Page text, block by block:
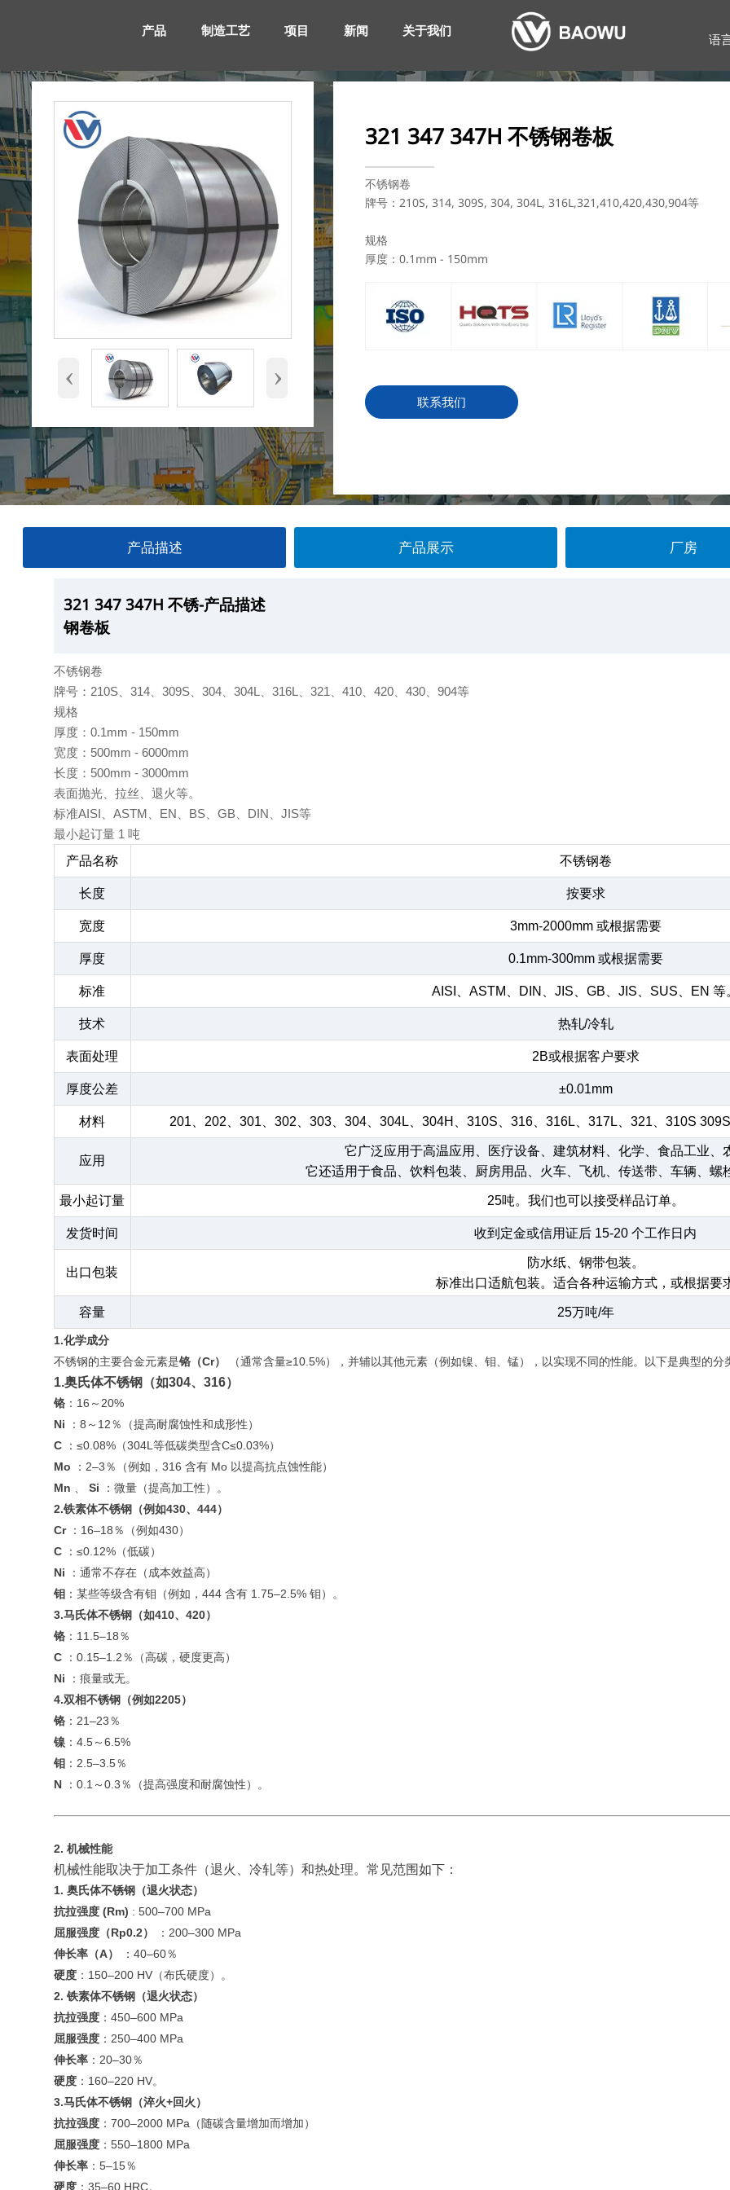
产品 制造工艺 项目 新闻 关于我们
语
‹ ›
321 347 347H 不锈钢卷板
不锈钢卷
牌号：210S, 314, 309S, 304, 304L, 316L,321,410,420,430,904等
规格
厚度：0.1mm - 150mm
联系我们
产品描述 产品展示 厂房
321 347 347H 不锈
钢卷板
-产品描述
不锈钢卷
牌号：210S、314、309S、304、304L、316L、321、410、420、430、904等
规格
厚度：0.1mm - 150mm
宽度：500mm - 6000mm
长度：500mm - 3000mm
表面抛光、拉丝、退火等。
标准AISI、ASTM、EN、BS、GB、DIN、JIS等
最小起订量 1 吨
产品名称
不锈钢卷
长度 按要求
宽度 3mm-2000mm 或根据需要
厚度 0.1mm-300mm 或根据需要
标准 AISI、ASTM、DIN、JIS、GB、JIS、SUS、EN 等
技术 热轧/冷轧
表面处理 2B或根据客户要求
厚度公差 ±0.01mm
材料 201、202、301、302、303、304、304L、304H、310S、316、316L、317L、321、310S
应用
它广泛应用于高温应用、医疗设备、建筑材料、化学、食品工业、
它还适用于食品、饮料包装、厨房用品、火车、飞机、传送带、车辆、螺
最小起订量 25吨。我们也可以接受样品订单。
发货时间 收到定金或信用证后 15-20 个工作日内
出口包装
防水纸、钢带包装。
标准出口适航包装。适合各种运输方式，或根据要
容量 25万吨/年
1.化学成分
不锈钢的主要合金元素是铬（Cr） （通常含量≥10.5%），并辅以其他元素（例如镍、钼、锰），以实现不同的性能。以下是典型的分
1.奥氏体不锈钢（如304、316）
铬：16～20%
Ni
：8～12％（提高耐腐蚀性和成形性）
C
：≤0.08%（304L等低碳类型含C≤0.03%）
Mo
：2–3％（例如，316 含有 Mo 以提高抗点蚀性能）
Mn 、 Si
：微量（提高加工性）。
2.铁素体不锈钢（例如430、444）
Cr
：16–18％（例如430）
C
：≤0.12%（低碳）
Ni
：通常不存在（成本效益高）
钼：某些等级含有钼（例如，444 含有 1.75–2.5% 钼）。
3.马氏体不锈钢（如410、420）
铬：11.5–18％
C
：0.15–1.2％（高碳，硬度更高）
Ni
：痕量或无。
4.双相不锈钢（例如2205）
铬：21–23％
镍：4.5～6.5%
钼：2.5–3.5％
N
：0.1～0.3％（提高强度和耐腐蚀性）。
2. 机械性能
机械性能取决于加工条件（退火、冷轧等）和热处理。常见范围如下：
1. 奥氏体不锈钢（退火状态）
抗拉强度 (Rm) : 500–700 MPa
屈服强度（Rp0.2）
：200–300 MPa
伸长率（A）
：40–60％
硬度：150–200 HV（布氏硬度）。
2. 铁素体不锈钢（退火状态）
抗拉强度：450–600 MPa
屈服强度：250–400 MPa
伸长率：20–30％
硬度：160–220 HV。
3.马氏体不锈钢（淬火+回火）
抗拉强度：700–2000 MPa（随碳含量增加而增加）
屈服强度：550–1800 MPa
伸长率：5–15％
硬度：35–60 HRC。
321 347 347H 不锈
钢卷板
—产品展示
321 347 347H 不锈
钢卷板
-厂房
321 347 347H 不锈
钢卷板
-产品包装